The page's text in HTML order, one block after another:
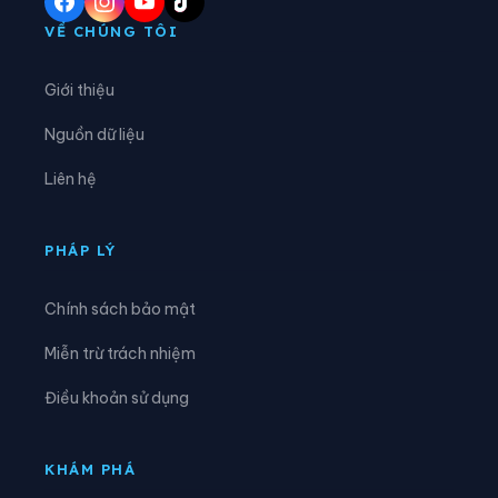
Phường Sơn Tây
Phường Việt Hưng
Xã Bất Bạt
VỀ CHÚNG TÔI
Giới thiệu
Nguồn dữ liệu
Liên hệ
PHÁP LÝ
Chính sách bảo mật
Miễn trừ trách nhiệm
Điều khoản sử dụng
KHÁM PHÁ